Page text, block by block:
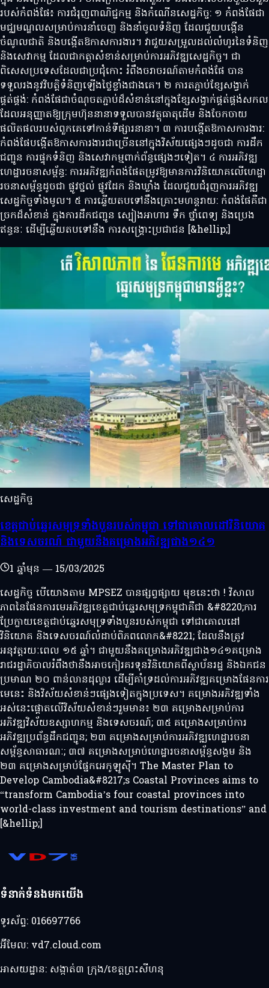
របស់កំពង់ផែ៖ ការជំរុញពាណិជ្ជកម្ម និងកំណើនសេដ្ឋកិច្ច: ១ កំពង់ផែជា
មជ្ឈមណ្ឌលសម្រាប់ការនាំចេញ និងនាំចូលទំនិញ ដែលជួយបង្កើន
ចំណូលជាតិ និងបង្កើតឱកាសការងារ។ វាជួយសម្រួលដល់លំហូរនៃទំនិញ
និងសេវាកម្ម ដែលជាកត្តាសំខាន់សម្រាប់ការអភិវឌ្ឍសេដ្ឋកិច្ច។ ជា
ពិសេសប្រទេសដែលជាប្រជុំកោះ រំពឹងចរាចរណ៍តាមកំពង់ផែ បាន
ទទួលរងនូវវិបត្តិទំនិញឡើងថ្លៃខ្លាំងជាងគេ។ ២ ការតភ្ជាប់ខ្សែសង្វាក់
ផ្គត់ផ្គង់: កំពង់ផែជាចំណុចតភ្ជាប់ដ៏សំខាន់នៅក្នុងខ្សែសង្វាក់ផ្គត់ផ្គង់សកល
ដែលអនុញ្ញាតឱ្យក្រុមហ៊ុននានាទទួលបានវត្ថុធាតុដើម និងចែកចាយ
ផលិតផលរបស់ពួកគេទៅកាន់ទីផ្សារនានា។ ៣ ការបង្កើតឱកាសការងារ:
កំពង់ផែបង្កើតឱកាសការងារជាច្រើននៅក្នុងវិស័យផ្សេងៗដូចជា ការដឹក
ជញ្ជូន ការផ្ទុកទំនិញ និងសេវាកម្មពាក់ព័ន្ធផ្សេងៗទៀត។ ៤ ការអភិវឌ្ឍ
ហេដ្ឋារចនាសម្ព័ន្ធ: ការអភិវឌ្ឍកំពង់ផែតម្រូវឱ្យមានការវិនិយោគលើហេដ្ឋា
រចនាសម្ព័ន្ធដូចជា ផ្លូវថ្នល់ ផ្លូវដែក និងឃ្លាំង ដែលជួយជំរុញការអភិវឌ្ឍ
សេដ្ឋកិច្ចទាំងមូល។ ៥ ការឆ្លើយតបទៅនឹងគ្រោះមហន្តរាយ: កំពង់ផែគឺជា
ច្រកដ៏សំខាន់ ក្នុងការដឹកជញ្ជូន ស្បៀងអាហារ ទឹក ថ្នាំពេទ្យ និងប្រេង
ឥន្ធនៈ ដើម្បីឆ្លើយតបទៅនឹង ការសង្គ្រោះប្រជាជន [&hellip;]
សេដ្ឋកិច្ច
ខេត្តជាប់ឆ្នេរសមុទ្រទាំងបួនរបស់កម្ពុជា ទៅជាគោលដៅវិនិយោគ
និងទេសចរណ៍ ជាមួយនឹងគម្រោងអភិវឌ្ឍជាង១៤១
1 ឆ្នាំមុន — 15/03/2025
សេដ្ឋកិច្ច បើយោងតាម MPSEZ បានផ្សព្វផ្សាយ មុខនេះថា ! វិសាល
ភាពនៃផែនការមេអភិវឌ្ឍខេត្តជាប់ឆ្នេរសមុទ្រកម្ពុជាគឺជា &#8220;ការ
ប្រែក្លាយខេត្តជាប់ឆ្នេរសមុទ្រទាំងបួនរបស់កម្ពុជា ទៅជាគោលដៅ
វិនិយោគ និងទេសចរណ៍លំដាប់ពិភពលោក&#8221; ដែលនឹងត្រូវ
អនុវត្តរយៈពេល ១៥ ឆ្នាំ។ ជាមួយនឹងគម្រោងអភិវឌ្ឍជាង១៤១គម្រោង
រាជរដ្ឋាភិបាលរំពឹងថានឹងអាចកៀរគរទុនវិនិយោគពីស្ថាប័នរដ្ឋ និងឯកជន
ប្រមាណ ២០ ពាន់លានដុល្លារ ដើម្បីគាំទ្រដល់ការអភិវឌ្ឍគម្រោងផែនការ
មេនេះ និងវិស័យសំខាន់ៗផ្សេងទៀតក្នុងប្រទេស។ គម្រោងអភិវឌ្ឍទាំង
អស់នេះផ្តោតលើវិស័យសំខាន់ៗរួមមាន៖ ២៣ គម្រោងសម្រាប់ការ
អភិវឌ្ឍវិស័យឧស្សាហកម្ម និងទេសចរណ៍; ៣៥ គម្រោងសម្រាប់ការ
អភិវឌ្ឍប្រព័ន្ធដឹកជញ្ជូន; ២៣ គម្រោងសម្រាប់ការអភិវឌ្ឍហេដ្ឋារចនា
សម្ព័ន្ធសាធារណៈ; ៣៧ គម្រោងសម្រាប់ហេដ្ឋារចនាសម្ព័ន្ធសង្គម និង
២៣ គម្រោងសម្រាប់ផ្នែកអេកូឡូស៊ី។ The Master Plan to
Develop Cambodia&#8217;s Coastal Provinces aims to
“transform Cambodia’s four coastal provinces into
world-class investment and tourism destinations” and
[&hellip;]
ទំនាក់ទំនងមកយើង
ទូរស័ព្ទ: 016697766
អ៊ីមែល: vd7.cloud.com
អាសយដ្ឋាន: សង្កាត់៣ ក្រុង/ខេត្តព្រះសីហនុ